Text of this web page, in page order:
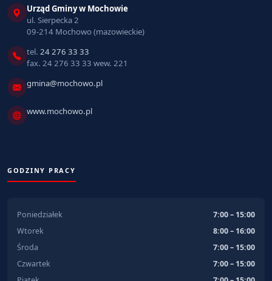
Urząd Gminy w Mochowie
ul. Sierpecka 2
09-214 Mochowo (mazowieckie)
tel. 24 276 33 33
fax. 24 276 33 33 wew. 221
gmina@mochowo.pl
www.mochowo.pl
GODZINY PRACY
Poniedziałek
7:00 – 15:00
Wtorek
8:00 – 16:00
Środa
7:00 – 15:00
Czwartek
7:00 – 15:00